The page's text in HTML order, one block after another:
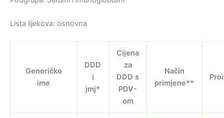
Lista lijekova: osnovna
Generičko
ime
DDD
i
jmj*
Cijena
za
DDD s
PDV-
om
Način
primjene**